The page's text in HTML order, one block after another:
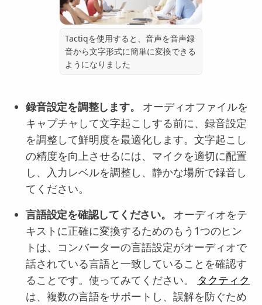
Tactiqを使用すると、音声を音声録
音から文字形式に簡単に変換できる
ようになりました
録音設定を調整します。 オーディオファイルを
キャプチャして文字起こしする前に、録音設定
を調整して鮮明度を最適化します。文字起こし
の精度を向上させるには、マイクを適切に配置
し、入力レベルを調整し、静かな場所で録音し
てください。
言語設定を確認してください。 オーディオをテ
キストに正確に変換するためのもう1つのヒン
トは、コンバーターの言語設定がオーディオで
話されている言語と一致していることを確認す
ることです。使ってみてください。 タクティク
は、複数の言語をサポートし、誤解を防ぐため